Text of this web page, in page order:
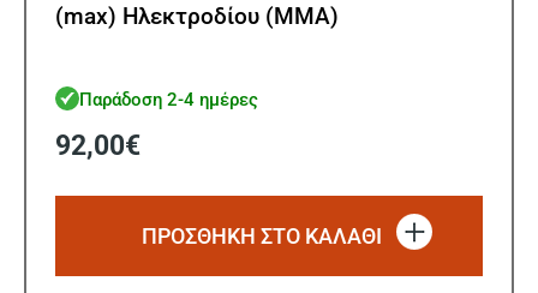
(max) Ηλεκτροδίου (MMA)
Παράδοση 2-4 ημέρες
92,00€
ΠΡΟΣΘΗΚΗ ΣΤΟ ΚΑΛΑΘΙ